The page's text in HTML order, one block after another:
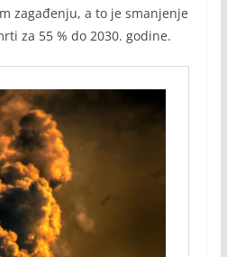
zagađenju, a to je smanjenje
za 55 % do 2030. godine.